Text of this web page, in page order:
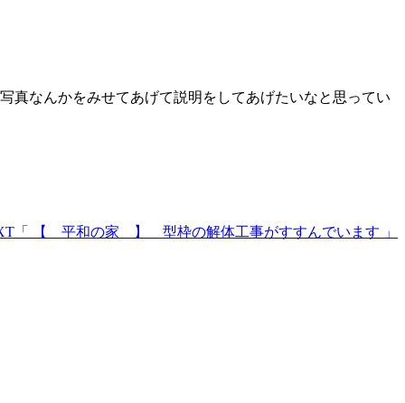
なんかをみせてあげて説明をしてあげたいなと思ってい
「 【 平和の家 】 型枠の解体工事がすすんでいます 」